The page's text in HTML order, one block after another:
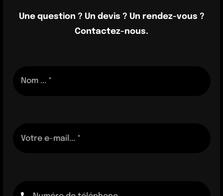
Une question ? Un devis ? Un rendez-vous ?
Contactez-nous.